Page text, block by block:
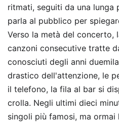
ritmati, seguiti da una lunga
parla al pubblico per
Verso la metà del concerto,
canzoni consecutive tratte
conosciuti degli anni
drastico dell'attenzione, le
il telefono, la fila al bar si
crolla. Negli ultimi dieci
singoli più famosi, ma ormai